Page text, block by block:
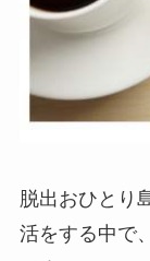
脱出おひとり
活をする中で